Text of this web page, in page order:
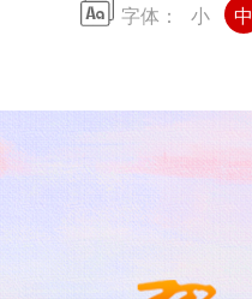
字体： 小 中